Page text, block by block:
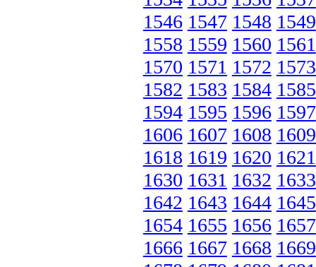
1546 1547 1548 1549
1558 1559 1560 1561
1570 1571 1572 1573
1582 1583 1584 1585
1594 1595 1596 1597
1606 1607 1608 1609
1618 1619 1620 1621
1630 1631 1632 1633
1642 1643 1644 1645
1654 1655 1656 1657
1666 1667 1668 1669